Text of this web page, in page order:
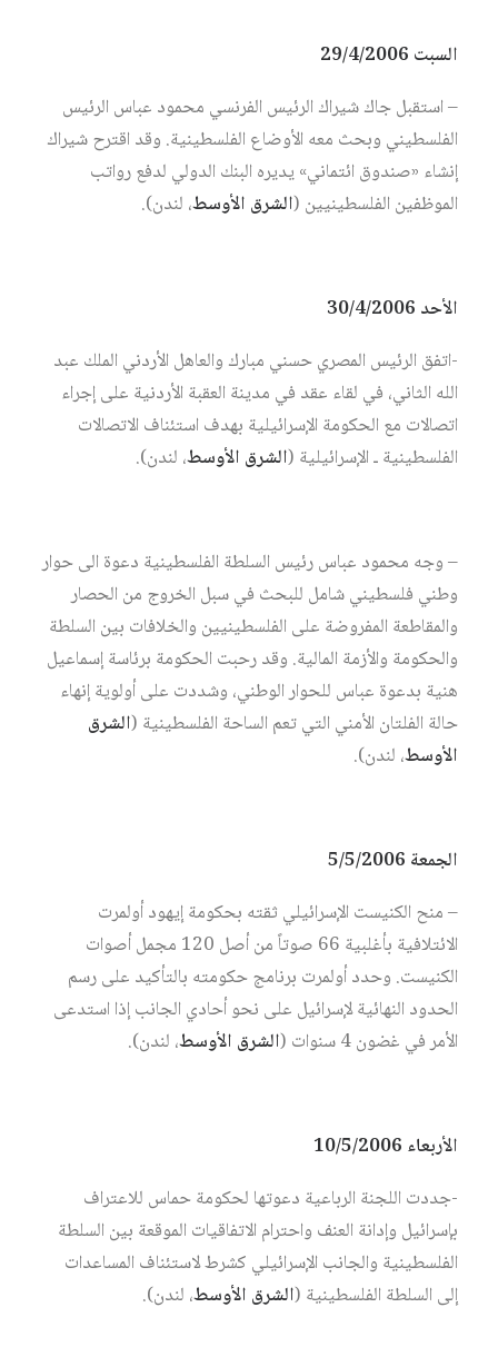
السبت 29/4/2006
– استقبل جاك شيراك الرئيس الفرنسي محمود عباس الرئيس
الفلسطيني وبحث معه الأوضاع الفلسطينية. وقد اقترح شيراك
إنشاء «صندوق ائتماني» يديره البنك الدولي لدفع رواتب
الموظفين الفلسطينيين (الشرق الأوسط، لندن).
الأحد 30/4/2006
-اتفق الرئيس المصري حسني مبارك والعاهل الأردني الملك عبد
الله الثاني، في لقاء عقد في مدينة العقبة الأردنية على إجراء
اتصالات مع الحكومة الإسرائيلية بهدف استئناف الاتصالات
الفلسطينية ـ الإسرائيلية (الشرق الأوسط، لندن).
– وجه محمود عباس رئيس السلطة الفلسطينية دعوة الى حوار
وطني فلسطيني شامل للبحث في سبل الخروج من الحصار
والمقاطعة المفروضة على الفلسطينيين والخلافات بين السلطة
والحكومة والأزمة المالية. وقد رحبت الحكومة برئاسة إسماعيل
هنية بدعوة عباس للحوار الوطني، وشددت على أولوية إنهاء
حالة الفلتان الأمني التي تعم الساحة الفلسطينية (الشرق
الأوسط، لندن).
الجمعة 5/5/2006
– منح الكنيست الإسرائيلي ثقته بحكومة إيهود أولمرت
الائتلافية بأغلبية 66 صوتاً من أصل 120 مجمل أصوات
الكنيست. وحدد أولمرت برنامج حكومته بالتأكيد على رسم
الحدود النهائية لإسرائيل على نحو أحادي الجانب إذا استدعى
الأمر في غضون 4 سنوات (
الشرق الأوسط، لندن).
الأربعاء 10/5/2006
-جددت اللجنة الرباعية دعوتها لحكومة حماس للاعتراف
بإسرائيل وإدانة العنف واحترام الاتفاقيات الموقعة بين السلطة
الفلسطينية والجانب الإسرائيلي كشرط لاستئناف المساعدات
إلى السلطة الفلسطينية (الشرق الأوسط، لندن).